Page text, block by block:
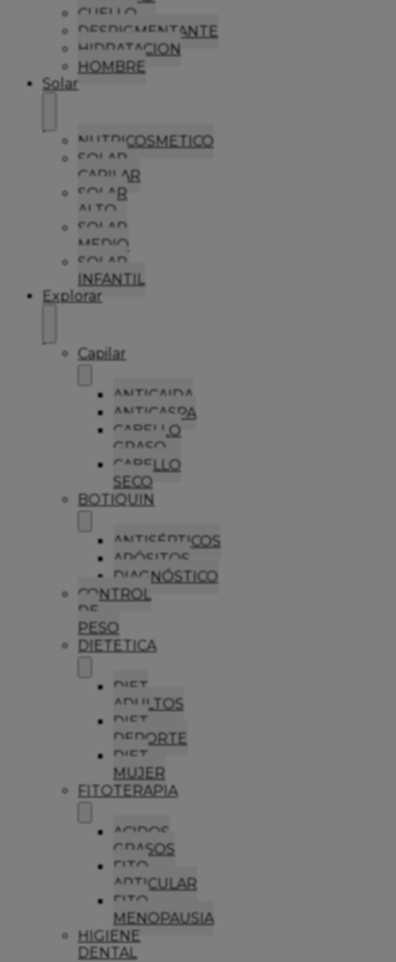
CUELLO
DESPIGMENTANTE
HIDRATACION
HOMBRE
Solar
NUTRICOSMETICO
SOLAR
CAPILAR
SOLAR
ALTO
SOLAR
MEDIO
SOLAR
INFANTIL
Explorar
Capilar
ANTICAIDA
ANTICASPA
CABELLO
GRASO
CABELLO
SECO
BOTIQUIN
ANTISÉPTICOS
APÓSITOS
DIAGNÓSTICO
CONTROL
DE
PESO
DIETETICA
DIET
ADULTOS
DIET
DEPORTE
DIET
MUJER
FITOTERAPIA
ACIDOS
GRASOS
FITO
ARTICULAR
FITO
MENOPAUSIA
HIGIENE
DENTAL